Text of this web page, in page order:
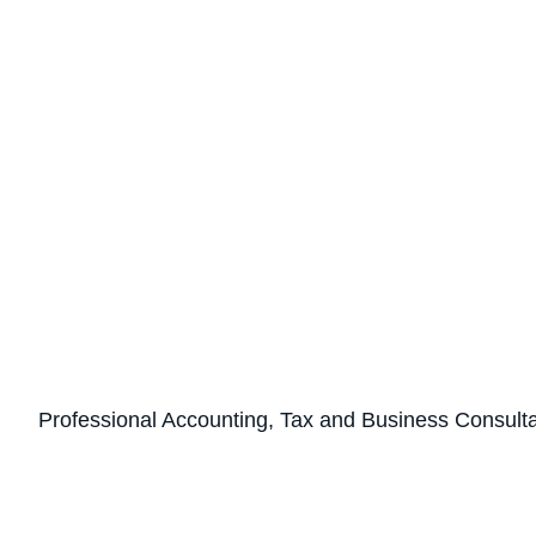
Professional Accounting, Tax and Business